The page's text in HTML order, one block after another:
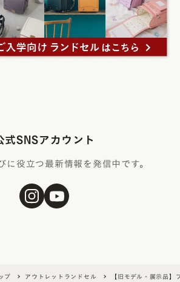
式SNSアカウント
に役立つ最新情報を発信中です。
プ アウトレットランドセル 【旧モデル・展示品